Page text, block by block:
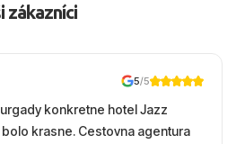
zákazníci
5/5
konkretne hotel Jazz
krasne. Cestovna agentura